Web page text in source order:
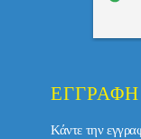
ΕΓΓΡΑΦΉ
Κάντε την